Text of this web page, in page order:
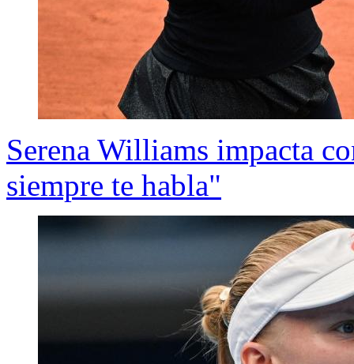
Serena Williams impacta
siempre te habla"